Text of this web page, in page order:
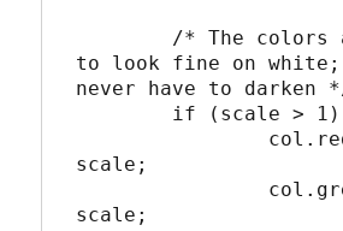
to look fine on white;
never have to darken
scale;
scale;